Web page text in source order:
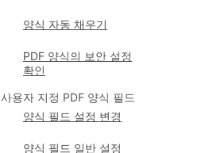
양식 자동 채우기
PDF 양식의 보안 설정
확인
사용자 지정 PDF 양식 필드
양식 필드 설정 변경
양식 필드 일반 설정